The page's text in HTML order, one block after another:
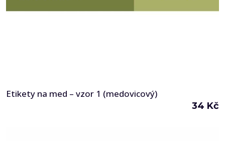
Etikety na med – vzor 1 (medovicový)
34 Kč